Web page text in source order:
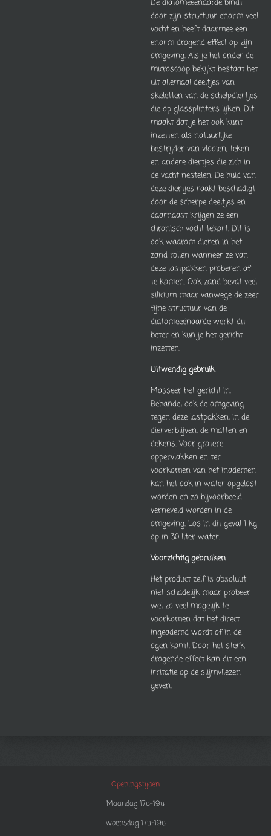
De diatomeeënaarde bindt
door zijn structuur enorm veel
vocht en heeft daarmee een
enorm drogend effect op zijn
omgeving. Als je het onder de
microscoop bekijkt bestaat het
uit allemaal deeltjes van
skeletten van de schelpdiertjes
die op glassplinters lijken. Dit
maakt dat je het ook kunt
inzetten als natuurlijke
bestrijder van vlooien, teken
en andere diertjes die zich in
de vacht nestelen. De huid van
deze diertjes raakt beschadigt
door de scherpe deeltjes en
daarnaast krijgen ze een
chronisch vocht tekort. Dit is
ook waarom dieren in het
zand rollen wanneer ze van
deze lastpakken proberen af
te komen. Ook zand bevat veel
silicium maar vanwege de zeer
fijne structuur van de
diatomeeënaarde werkt dit
beter en kun je het gericht
inzetten.
Uitwendig gebruik
Masseer het gericht in.
Behandel ook de omgeving
tegen deze lastpakken, in de
dierverblijven, de matten en
dekens. Voor grotere
oppervlakken en ter
voorkomen van het inademen
kan het ook in water opgelost
worden en zo bijvoorbeeld
verneveld worden in de
omgeving. Los in dit geval 1 kg
op in 30 liter water.
Voorzichtig gebruiken
Het product zelf is absoluut
niet schadelijk maar probeer
wel zo veel mogelijk te
voorkomen dat het direct
ingeademd wordt of in de
ogen komt. Door het sterk
drogende effect kan dit een
irritatie op de slijmvliezen
geven.
Openingstijden
Maandag 17u-19u
woensdag 17u-19u